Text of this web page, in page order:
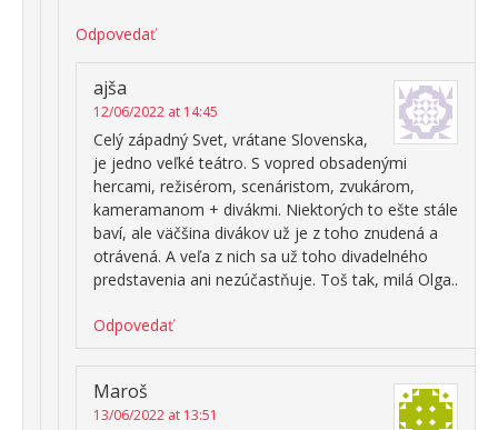
Odpovedať
ajša
12/06/2022 at 14:45
Celý západný Svet, vrátane Slovenska,
je jedno veľké teátro. S vopred obsadenými
hercami, režisérom, scenáristom, zvukárom,
kameramanom + divákmi. Niektorých to ešte stále
baví, ale väčšina divákov už je z toho znudená a
otrávená. A veľa z nich sa už toho divadelného
predstavenia ani nezúčastňuje. Toš tak, milá Olga..
Odpovedať
Maroš
13/06/2022 at 13:51